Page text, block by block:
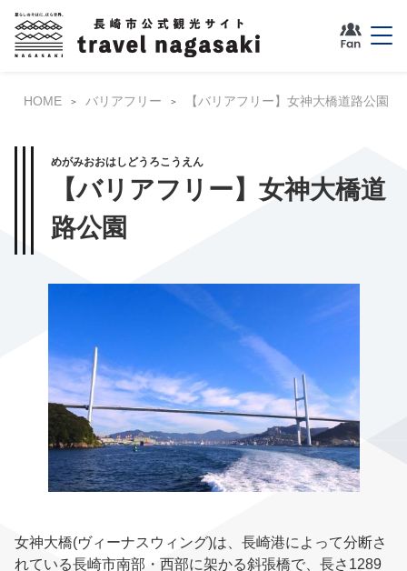
HOME バリアフリー 【バリアフリー】女神大橋道路公園
めがみおおはしどうろこうえん
【バリアフリー】女神大橋道
路公園
女神大橋(ヴィーナスウィング)は、長崎港によって分断さ
れている長崎市南部・西部に架かる斜張橋で、長さ1289